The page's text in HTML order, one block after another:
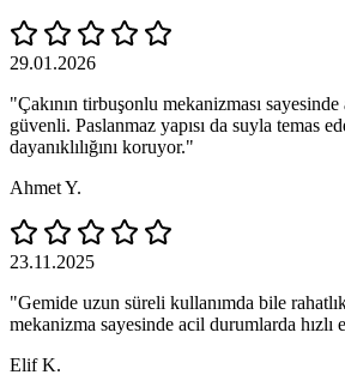
29.01.2026
"Çakının tirbuşonlu mekanizması sayesinde
güvenli. Paslanmaz yapısı da suyla temas
dayanıklılığını koruyor."
Ahmet Y.
23.11.2025
"Gemide uzun süreli kullanımda bile
mekanizma sayesinde acil durumlarda hızlı
Elif K.